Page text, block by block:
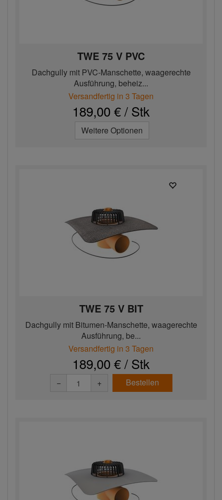
TWE 75 V PVC
Dachgully mit PVC-Manschette, waagerechte
Ausführung, beheiz...
Versandfertig in 3 Tagen
189,00 € / Stk
Weitere Optionen
TWE 75 V BIT
Dachgully mit Bitumen-Manschette, waagerechte
Ausführung, be...
Versandfertig in 3 Tagen
189,00 € / Stk
− + Bestellen